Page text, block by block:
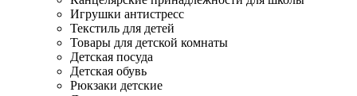
Игрушки антистресс
Текстиль для детей
Товары для детской комнаты
Детская посуда
Детская обувь
Рюкзаки детские